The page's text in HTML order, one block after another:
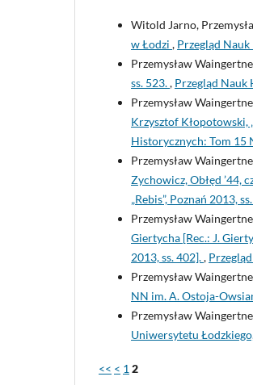
Witold Jarno,
w Łodzi , Przegląd
Przemysław
ss. 523., Przegląd Nauk
Przemysław
Krzysztof Kłopotowski,
Historycznych: Tom 15
Przemysław
Zychowicz, Obłęd ’44,
„Rebis”, Poznań 2013,
Przemysław
Giertycha [Rec.: J.
2013, ss. 402].,
Przemysław
NN im. A. Ostoja-
Przemysław
Uniwersytetu
<< < 1 2